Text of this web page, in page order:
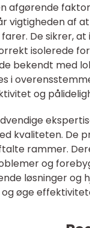
afgørende
vigtigheden af
De sikrer,
isolerede
bekendt med
i
og
kvaliteten. De
rammer.
og
løsninger
øge